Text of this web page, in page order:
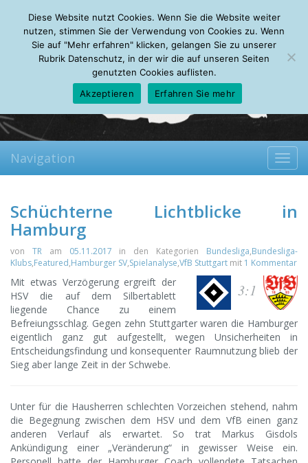
Friday, 07.08.2026
Mein Account
About Autoren Leseempfehlungen FAQ
Navigation
Schüchterne Lichtblicke in
Hamburg
von TRam 05.11.2017 in den Kategorien Bundesliga,Bundesliga-
Klubs,Featured,Hamburger SV,Spielanalyse,VfB Stuttgart mit 1 Kommentar
3:1
Mit etwas Verzögerung ergreift der
HSV die auf dem Silbertablett
liegende Chance zu einem
Befreiungsschlag. Gegen zehn Stuttgarter waren die Hamburger
eigentlich ganz gut aufgestellt, wegen Unsicherheiten in
Entscheidungsfindung und konsequenter Raumnutzung blieb der
Sieg aber lange Zeit in der Schwebe.
Unter für die Hausherren schlechten Vorzeichen stehend, nahm
die Begegnung zwischen dem HSV und dem VfB einen ganz
anderen Verlauf als erwartet. So trat Markus Gisdols
Ankündigung einer „Veränderung“ in gewisser Weise ein.
Diese Website nutzt Cookies. Wenn Sie die Website weiter
nutzen, stimmen Sie der Verwendung von Cookies zu. Wenn
Sie auf "Mehr erfahren" klicken, gelangen Sie zu unserer
Rubrik Datenschutz, in der wir die auf unseren Seiten
genutzten Cookies auflisten.
Akzeptieren
Erfahren Sie mehr